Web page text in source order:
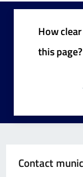
How
this page?
Contact